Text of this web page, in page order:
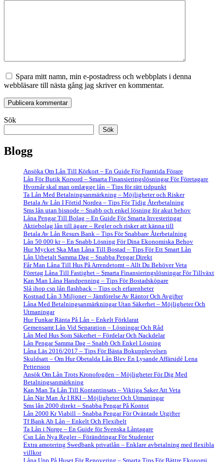
Spara mitt namn, min e-postadress och webbplats i denna
webbläsare till nästa gång jag skriver en kommentar.
Sök
Sök
Blogg
Ansöka Om Lån Till Körkort – En Guide För Framtida Förare
Lån För Butik Korsord – Smarta Finansieringslösningar För Företagare
Hvornår skal man omlægge lån – Tips för rätt tidpunkt
Ta Lån Med Betalningsanmärkning – Möjligheter och Risker
Betala Av Lån I Förtid Nordea – Tips För Tidig Återbetalning
Sms lån utan bisnode – Snabb och enkel lösning för akut behov
Låna Pengar Till Bolag – En Guide För Smarta Investeringar
Aktiebolag lån till ägare – Regler och risker att känna till
Betala Av Lån Resurs Bank – Tips För Snabbare Återbetalning
Lån 50 000 kr – En Snabb Lösning För Dina Ekonomiska Behov
Hur Mycket Ska Man Låna Till Bostad – Tips För Ett Smart Lån
Lån Utbetalt Samma Dag – Snabba Pengar Direkt
Får Man Låna Till Hus På Arrendetomt – Allt Du Behöver Veta
Företag Låna Till Fastighet – Smarta Finansieringslösningar För Tillväxt
Kan Man Låna Handpenning – Tips För Bostadsköpare
Slå ihop csn lån flashback – Tips och erfarenheter
Kostnad Lån 3 Miljoner – Jämförelse Av Räntor Och Avgifter
Låna Med Betalningsanmärkningar Utan Säkerhet – Möjligheter Och
Utmaningar
Hur Funkar Ränta På Lån – Enkelt Förklarat
Gemensamt Lån Vid Separation – Lösningar Och Råd
Lån Med Hus Som Säkerhet – Fördelar Och Nackdelar
Lån Pengar Samma Dag – Snabb Och Enkel Lösning
Låna Läs 2016/2017 – Tips För Bästa Bokupplevelsen
Skuldsatt – Om Hur Obetalda Lån Blev En Lysande Affärsidé Lena
Pettersson
Ansök Om Lån Trots Kronofogden – Möjligheter För Dig Med
Betalningsanmärkning
Kan Man Ta Lån Till Kontantinsats – Viktiga Saker Att Veta
Lån När Man Är I RKI – Möjligheter Och Utmaningar
Sms lån 2000 direkt – Snabba Pengar På Kontot
Lån 2000 Kr Viabill – Snabba Pengar För Oväntade Utgifter
Tf Bank Ab Lån – Enkelt Och Flexibelt
Ta Lån i Norge – En Guide för Svenska Låntagare
Csn Lån Nya Regler – Förändringar För Studenter
Extra amotering Swedbank privatlån – Enklare avbetalning med flexibla
villkor
Låna Upp På Huset För Renovering – Smarta Tips För Bättre Ekonomi